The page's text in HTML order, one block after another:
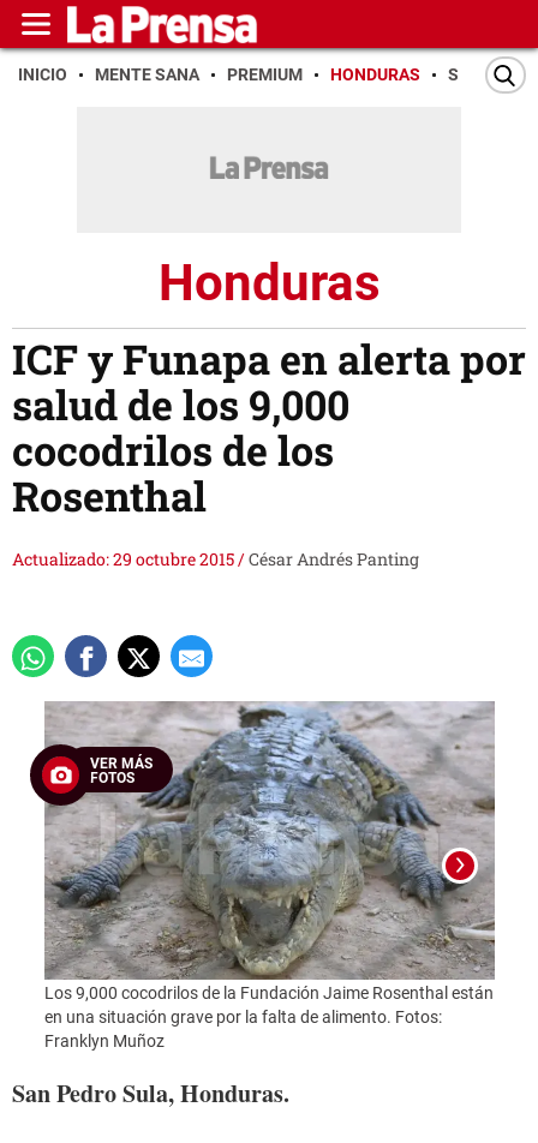
INICIO MENTE SANA PREMIUM HONDURAS SAN PEDRO
Honduras
ICF y Funapa en alerta por
salud de los 9,000
cocodrilos de los
Rosenthal
Actualizado: 29 octubre 2015/César Andrés Panting
VER MÁS
FOTOS
Los 9,000 cocodrilos de la Fundación Jaime Rosenthal están
en una situación grave por la falta de alimento. Fotos:
Franklyn Muñoz
San Pedro Sula, Honduras.